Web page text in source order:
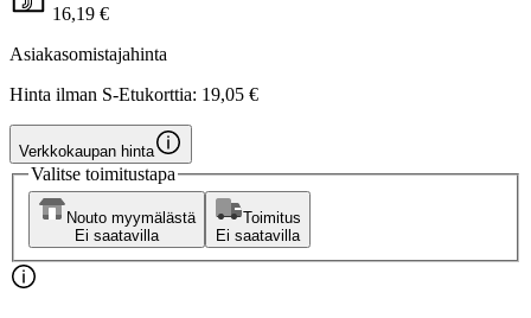
16,19 €
Asiakasomistajahinta
Hinta ilman S-Etukorttia: 19,05 €
Verkkokaupan hinta
Valitse toimitustapa
Nouto myymälästä
Ei saatavilla
Toimitus
Ei saatavilla